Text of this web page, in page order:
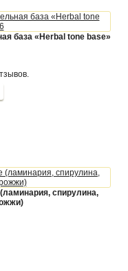
база «Herbal tone base»
спирулина,